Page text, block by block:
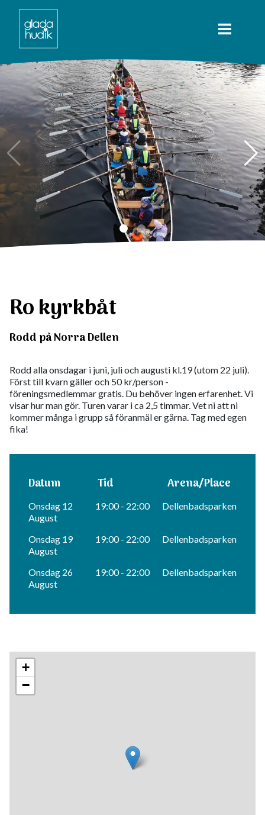
Ro kyrkbåt
Rodd på Norra Dellen
Rodd alla onsdagar i juni, juli och augusti kl.19 (utom 22 juli).
Först till kvarn gäller och 50 kr/person -
föreningsmedlemmar gratis. Du behöver ingen erfarenhet. Vi
visar hur man gör. Turen varar i ca 2,5 timmar. Vet ni att ni
kommer många i grupp så föranmäl er gärna. Tag med egen
fika!
Datum Tid Arena/Place
Onsdag 12
August
19:00 - 22:00 Dellenbadsparken
Onsdag 19
August
19:00 - 22:00 Dellenbadsparken
Onsdag 26
August
19:00 - 22:00 Dellenbadsparken
+
−